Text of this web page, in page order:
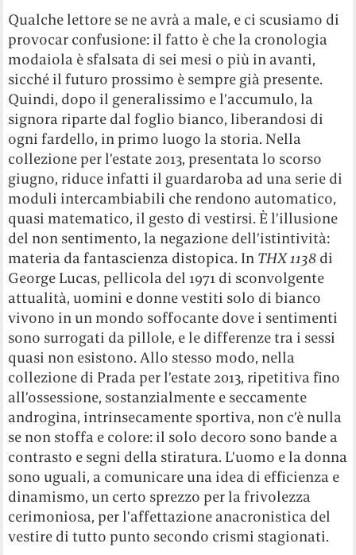
Qualche lettore se ne avrà a male, e ci scusiamo di
provocar confusione: il fatto è che la cronologia
modaiola è sfalsata di sei mesi o più in avanti,
sicché il futuro prossimo è sempre già presente.
Quindi, dopo il generalissimo e l’accumulo, la
signora riparte dal foglio bianco, liberandosi di
ogni fardello, in primo luogo la storia. Nella
collezione per l’estate 2013, presentata lo scorso
giugno, riduce infatti il guardaroba ad una serie di
moduli intercambiabili che rendono automatico,
quasi matematico, il gesto di vestirsi. È l’illusione
del non sentimento, la negazione dell’istintività:
materia da fantascienza distopica. In THX 1138 di
George Lucas, pellicola del 1971 di sconvolgente
attualità, uomini e donne vestiti solo di bianco
vivono in un mondo soffocante dove i sentimenti
sono surrogati da pillole, e le differenze tra i sessi
quasi non esistono. Allo stesso modo, nella
collezione di Prada per l’estate 2013, ripetitiva fino
all’ossessione, sostanzialmente e seccamente
androgina, intrinsecamente sportiva, non c’è nulla
se non stoffa e colore: il solo decoro sono bande a
contrasto e segni della stiratura. L’uomo e la donna
sono uguali, a comunicare una idea di efficienza e
dinamismo, un certo sprezzo per la frivolezza
cerimoniosa, per l’affettazione anacronistica del
vestire di tutto punto secondo crismi stagionati.